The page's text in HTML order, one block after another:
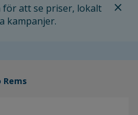
för att se priser, lokalt
kampanjer.
close